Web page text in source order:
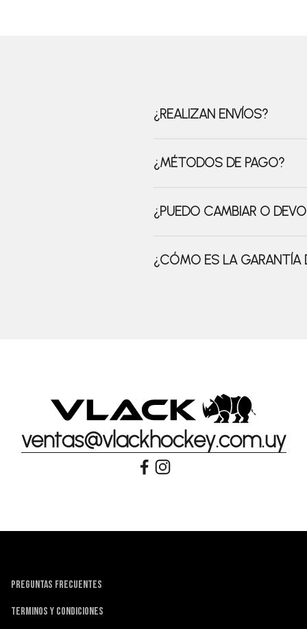
¿REALIZAN ENVÍOS?
¿MÉTODOS DE PAGO?
¿PUEDO CAMBIAR O
¿CÓMO ES LA GARANTÍA
ventas@vlackhockey.com.uy
PREGUNTAS FRECUENTES
TERMINOS Y CONDICIONES